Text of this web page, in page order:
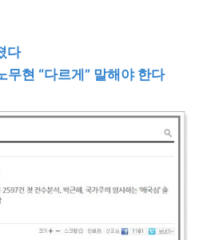
다
무현 “다르게” 말해야 한다